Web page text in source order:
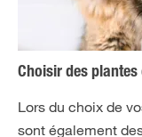
Choisir des
Lors du choix de
sont également